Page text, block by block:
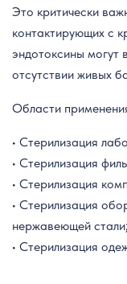
Это критически
контактирующих с
эндотоксины могут
отсутствии живых
Области
• Стерилизация
• Стерилизация
• Стерилизация
• Стерилизация
нержавеющей стали;
• Стерилизация